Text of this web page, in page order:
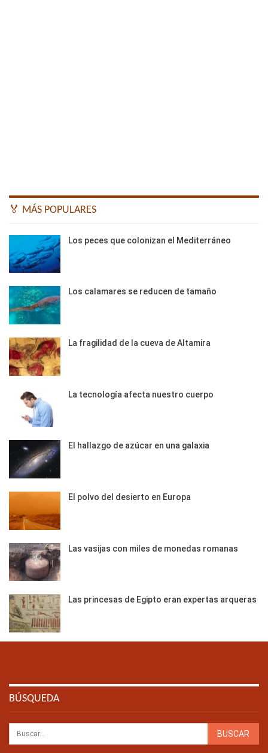
🏅 MÁS POPULARES
Los peces que colonizan el Mediterráneo
Los calamares se reducen de tamaño
La fragilidad de la cueva de Altamira
La tecnología afecta nuestro cuerpo
El hallazgo de azúcar en una galaxia
El polvo del desierto en Europa
Las vasijas con miles de monedas romanas
Las princesas de Egipto eran expertas arqueras
BÚSQUEDA